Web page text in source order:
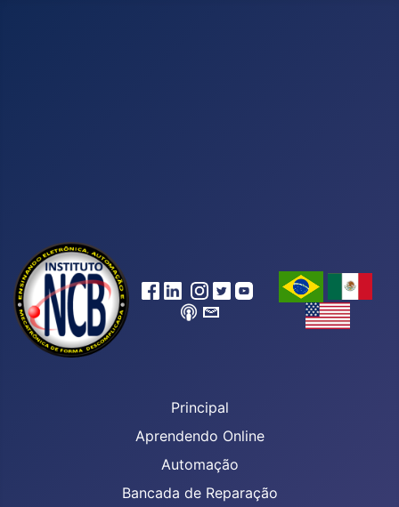
Principal
Aprendendo Online
Automação
Bancada de Reparação